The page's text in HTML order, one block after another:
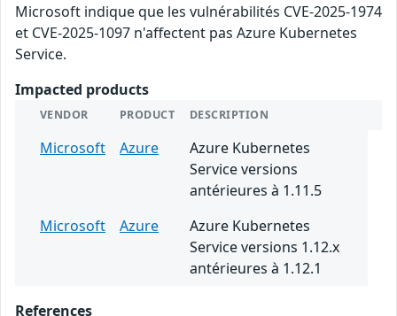
Microsoft indique que les vulnérabilités CVE-2025-1974
et CVE-2025-1097 n'affectent pas Azure Kubernetes
Service.
Impacted products
VENDOR PRODUCT DESCRIPTION
Microsoft Azure
Azure Kubernetes
Service versions
antérieures à 1.11.5
Microsoft
Azure
Azure Kubernetes
Service versions 1.12.x
antérieures à 1.12.1
References